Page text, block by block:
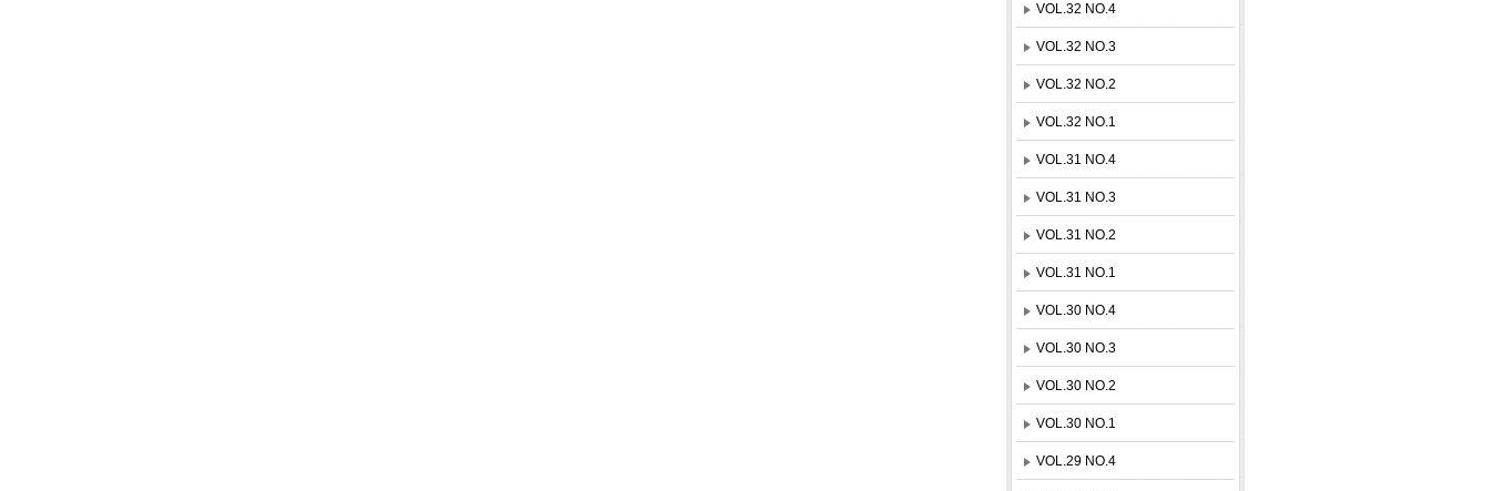
VOL.32 NO.4
VOL.32 NO.3
VOL.32 NO.2
VOL.32 NO.1
VOL.31 NO.4
VOL.31 NO.3
VOL.31 NO.2
VOL.31 NO.1
VOL.30 NO.4
VOL.30 NO.3
VOL.30 NO.2
VOL.30 NO.1
VOL.29 NO.4